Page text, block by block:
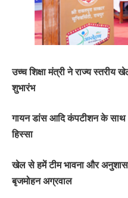
उच्च शिक्षा मंत्री ने राज्य स्तरीय
शुभारंभ
गायन डांस आदि कंपटीशन के साथ
हिस्सा
खेल से हमें टीम भावना और
बृजमोहन अग्रवाल